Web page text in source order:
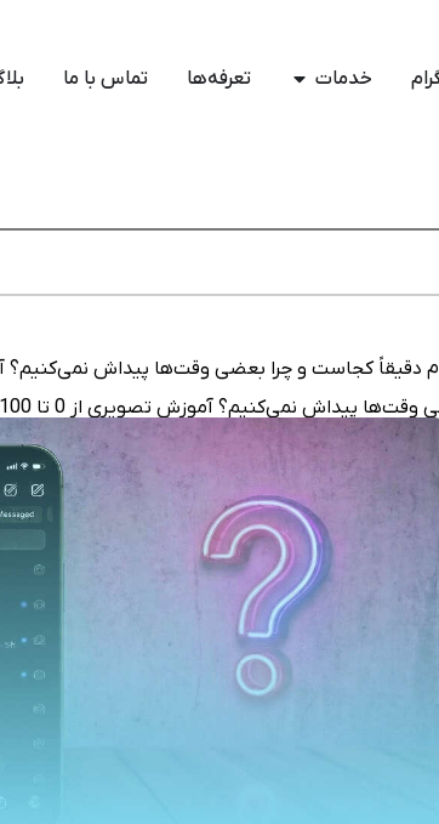
خدمات تعرفه‌ها تماس با ما
دقیقاً کجاست و چرا بعضی وقت‌ها پیداش نمی‌کنیم؟ آموزش
پیداش نمی‌کنیم؟ آموزش تصویری از 0 تا 100